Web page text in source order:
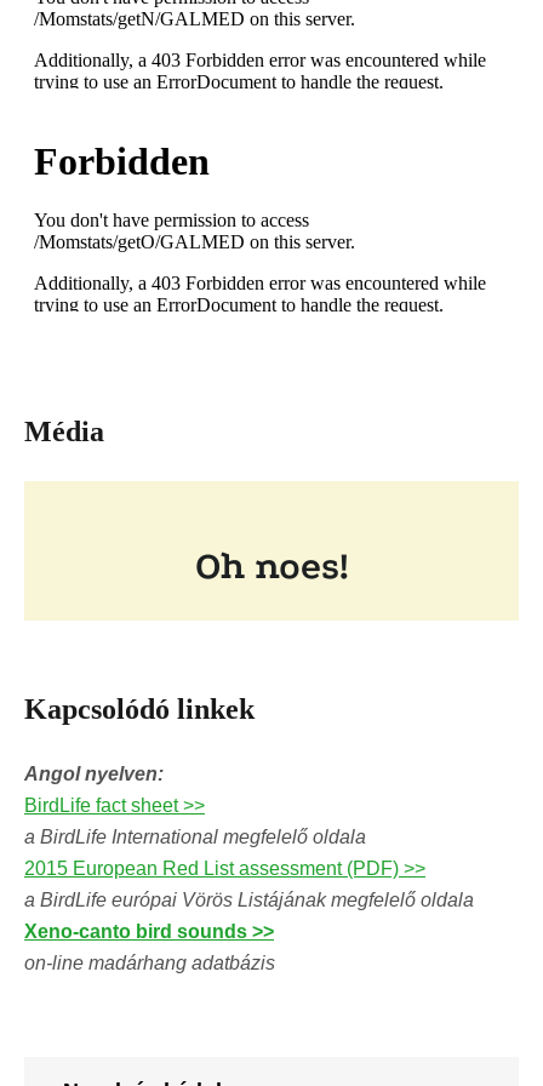
Média
Kapcsolódó linkek
Angol nyelven:
BirdLife fact sheet >>
a BirdLife International megfelelő oldala
2015 European Red List assessment (PDF) >>
a BirdLife európai Vörös Listájának megfelelő oldala
Xeno-canto bird sounds >>
on-line madárhang adatbázis